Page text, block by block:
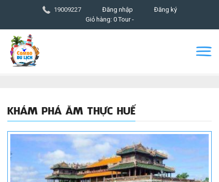
19009227 Đăng nhập
Đăng ký
Giỏ hàng: 0 Tour -
KHÁM PHÁ ĂM THỰC HUẾ